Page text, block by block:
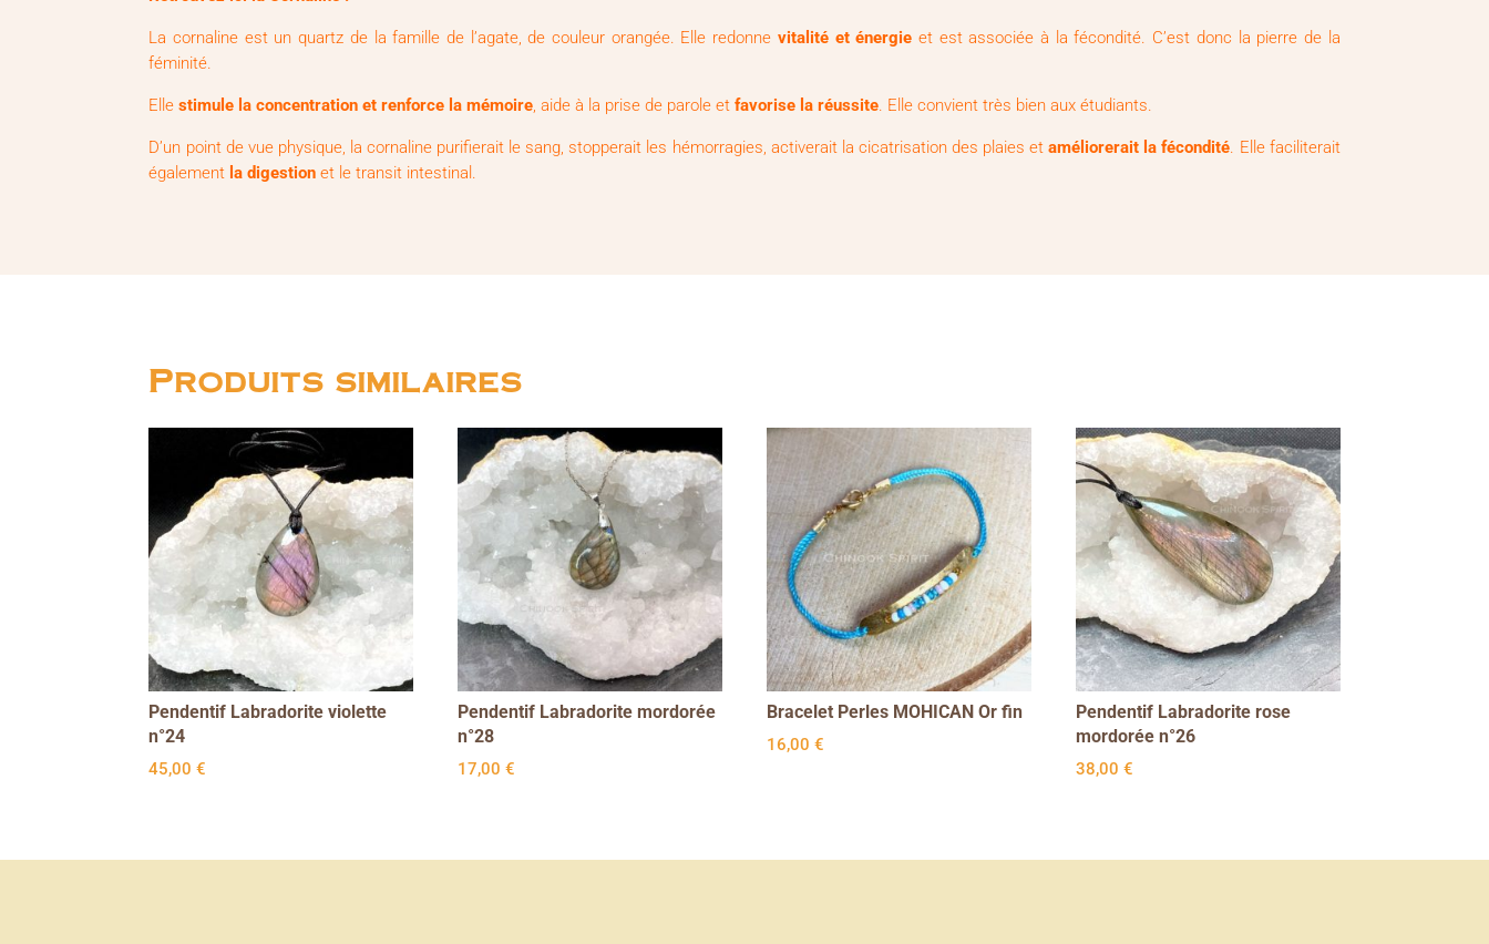
La cornaline est un quartz de la famille de l’agate, de couleur orangée. Elle redonne vitalité et énergie et est associée à la fécondité. C’est donc la pierre de la
féminité.
Ellestimule la concentration et renforce la mémoire, aide à la prise de parole etfavorise la réussite. Elle convient très bien aux étudiants.
D’un point de vue physique, la cornaline purifierait le sang, stopperait les hémorragies, activerait la cicatrisation des plaies etaméliorerait la fécondité. Elle faciliterait
également la digestion et le transit intestinal.
Produits similaires
Pendentif Labradorite violette
n°24
45,00€
Pendentif Labradorite mordorée
n°28
17,00€
Bracelet Perles MOHICAN Or fin
16,00€
Pendentif Labradorite rose
mordorée n°26
38,00€